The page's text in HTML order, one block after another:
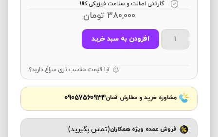
گارانتی اصالت و سلامت فیزیکی کالا
380,000 تومان
افزودن به سبد خرید
آیا قیمت مناسب تری سراغ دارید؟
مشاوره خرید و سفارش آسان09057560934
فروش عمده ویژه همکاران(تماس بگیرید)